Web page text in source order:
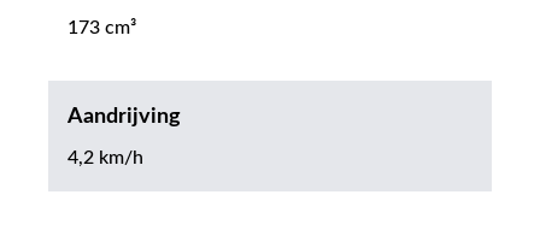
173 cm³
Aandrijving
4,2 km/h